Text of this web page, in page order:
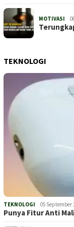
MOTIVASI
TEKNOLOGI
TEKNOLOGI 05 September
Punya Fitur Anti